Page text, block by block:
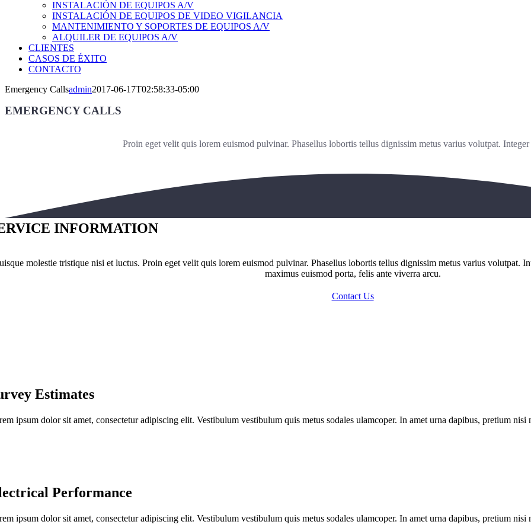
INSTALACIÓN DE EQUIPOS A/V
INSTALACIÓN DE EQUIPOS DE VIDEO VIGILANCIA
MANTENIMIENTO Y SOPORTES DE EQUIPOS A/V
ALQUILER DE EQUIPOS A/V
CLIENTES
CASOS DE ÉXITO
CONTACTO
Emergency Callsadmin2017-06-17T02:58:33-05:00
EMERGENCY CALLS
Proin eget velit quis lorem euismod pulvinar. Phasellus lobortis tellus dignissim metus varius volutpat. Integer
INFORMATION
molestie tristique nisi et luctus. Proin eget velit quis lorem euismod pulvinar. Phasellus lobortis tellus dignissim metus varius volutpat.
maximus euismod porta, felis ante viverra arcu.
Contact Us
Estimates
ipsum dolor sit amet, consectetur adipiscing elit. Vestibulum vestibulum quis metus sodales ulamcoper. In amet urna dapibus, pretium nisi
Performance
ipsum dolor sit amet, consectetur adipiscing elit. Vestibulum vestibulum quis metus sodales ulamcoper. In amet urna dapibus, pretium nisi